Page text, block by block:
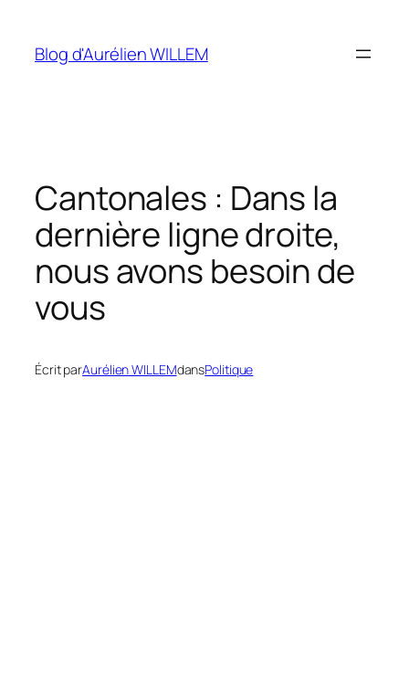
contenu
Blog d'Aurélien WILLEM
Cantonales : Dans la
dernière ligne droite,
nous avons besoin de
vous
Écrit parAurélien WILLEMdansPolitique